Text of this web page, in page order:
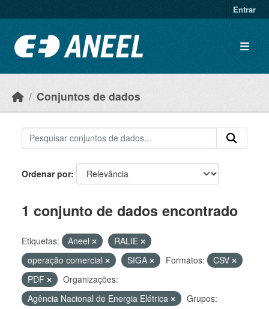
Entrar
Conjuntos de dados
Ordenar por
1 conjunto de dados encontrado
Etiquetas: Aneel
RALIE
operação comercial
SIGA Formatos:
CSV
PDF
Organizações:
Agência Nacional de Energia Elétrica
Grupos: